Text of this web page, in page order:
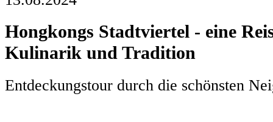
Hongkongs Stadtviertel - eine
Kulinarik und Tradition
Entdeckungstour durch die schönsten